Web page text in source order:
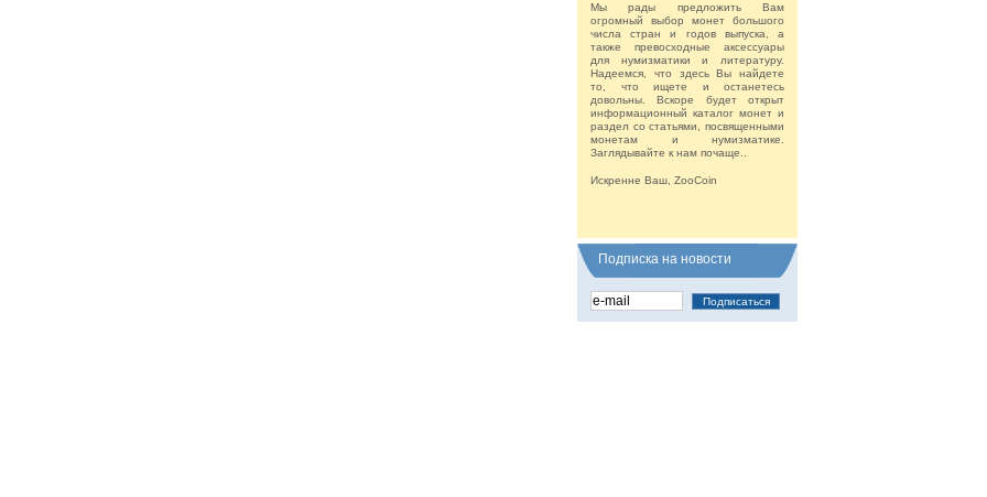
Мы рады предложить Вам
огромный выбор монет большого
числа стран и годов выпуска, а
также превосходные аксессуары
для нумизматики и литературу.
Надеемся, что здесь Вы найдете
то, что ищете и останетесь
довольны. Вскоре будет открыт
информационный каталог монет и
раздел со статьями, посвященными
монетам и нумизматике.
Заглядывайте к нам почаще..
Искренне Ваш, ZooCoin
Подписка на новости